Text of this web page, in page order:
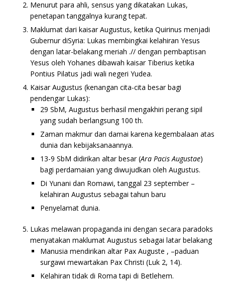
Menurut para ahli, sensus yang dikatakan Lukas,
penetapan tanggalnya kurang tepat.
Maklumat dari kaisar Augustus, ketika Quirinus menjadi
Gubernur diSyria: Lukas membingkai kelahiran Yesus
dengan latar-belakang meriah .// dengan pembaptisan
Yesus oleh Yohanes dibawah kaisar Tiberius ketika
Pontius Pilatus jadi wali negeri Yudea.
Kaisar Augustus (kenangan cita-cita besar bagi
pendengar Lukas):
29 SbM, Augustus berhasil mengakhiri perang sipil
yang sudah berlangsung 100 th.
Zaman makmur dan damai karena kegembalaan atas
dunia dan kebijaksanaannya.
13-9 SbM didirikan altar besar (Ara Pacis Augustae)
bagi perdamaian yang diwujudkan oleh Augustus.
Di Yunani dan Romawi, tanggal 23 september –
kelahiran Augustus sebagai tahun baru
Penyelamat dunia.
Lukas melawan propaganda ini dengan secara paradoks
menyatakan maklumat Augustus sebagai latar belakang
Manusia mendirikan altar Pax Auguste , –paduan
surgawi mewartakan Pax Christi (Luk 2, 14).
Kelahiran tidak di Roma tapi di Betlehem.